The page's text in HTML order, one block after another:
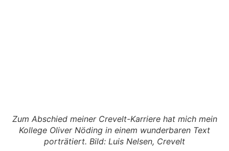
Zum Abschied meiner Crevelt-Karriere hat mich mein
Kollege Oliver Nöding in einem wunderbaren Text
porträtiert. Bild: Luis Nelsen, Crevelt